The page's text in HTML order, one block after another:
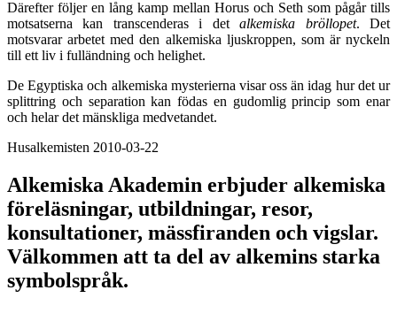
Därefter följer en lång kamp mellan Horus och Seth som pågår tills
motsatserna kan transcenderas i detalkemiska bröllopet. Det
motsvarar arbetet med den alkemiska ljuskroppen, som är nyckeln
till ett liv i fulländning och helighet.
De Egyptiska och alkemiska mysterierna visar oss än idag hur det ur
splittring och separation kan födas en gudomlig princip som enar
och helar det mänskliga medvetandet.
Husalkemisten 2010-03-22
Alkemiska Akademin erbjuder alkemiska
föreläsningar, utbildningar, resor,
konsultationer, mässfiranden och vigslar.
Välkommen att ta del av alkemins starka
symbolspråk.